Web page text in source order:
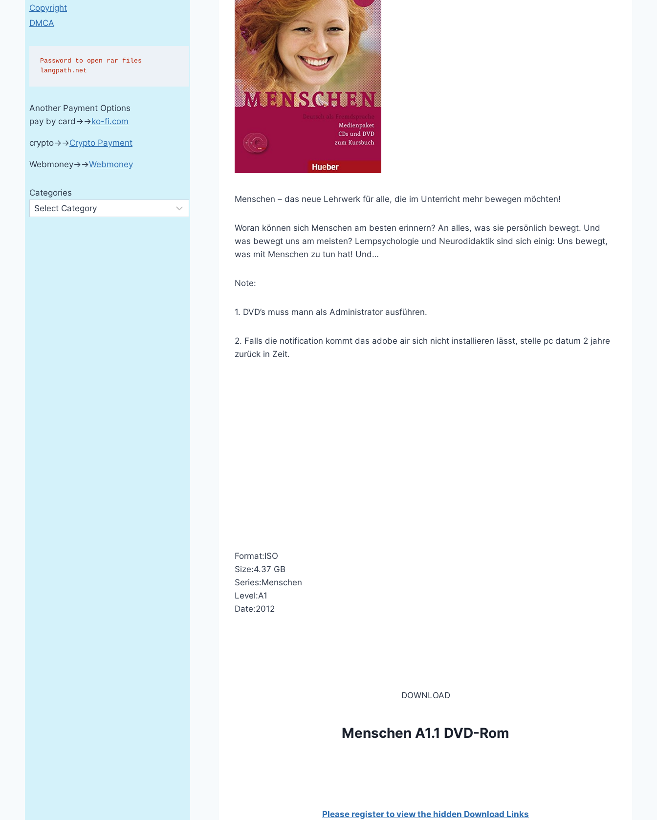
Menschen – das neue Lehrwerk für alle, die im Unterricht mehr bewegen möchten!
Woran können sich Menschen am besten erinnern? An alles, was sie persönlich bewegt. Und
was bewegt uns am meisten? Lernpsychologie und Neurodidaktik sind sich einig: Uns bewegt,
was mit Menschen zu tun hat! Und…
Note:
1. DVD’s muss mann als Administrator ausführen.
2. Falls die notification kommt das adobe air sich nicht installieren lässt, stelle pc datum 2 jahre
zurück in Zeit.
Format:ISO
Size:4.37 GB
Series:Menschen
Level:A1
Date:2012
DOWNLOAD
Menschen A1.1 DVD-Rom
Please register to view the hidden Download Links
Copyright
DMCA
Password to open rar files
langpath.net
Another Payment Options
pay by card→→ko-fi.com
crypto→→Crypto Payment
Webmoney→→Webmoney
Categories